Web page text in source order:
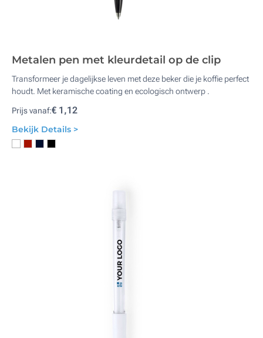
Metalen pen met kleurdetail op de clip
Transformeer je dagelijkse leven met deze beker die je koffie perfect
houdt. Met keramische coating en ecologisch ontwerp .
Prijs vanaf:€ 1,12
Bekijk Details >